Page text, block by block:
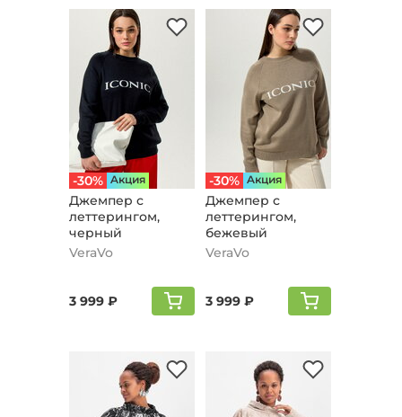
-30% Aкция
Джемпер с
леттерингом,
черный
VeraVo
3 999 ₽
-30% Aкция
Джемпер с
леттерингом,
бежевый
VeraVo
3 999 ₽